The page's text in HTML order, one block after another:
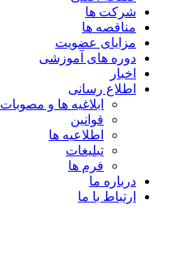
شرکت ها
مناقصه ها
مزایای عضویت
دوره های آموزشی
اخبار
اطلاع رسانی
ابلاغیه ها و مصوبات
قوانین
اطلاعیه ها
تبلیغات
فرم ها
درباره ما
ارتباط با ما